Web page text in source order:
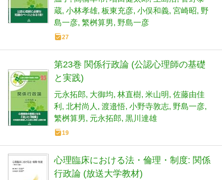
蔵 小林孝雄 板東充彦 小俣和義 宮崎昭 野
島一彦 繁桝算男 野島一彦
27
第23巻 関係行政論 (公認心理師の基礎
と実践)
元永拓郎 大御均 林直樹 米山明 佐藤由佳
利
北村尚人 渡邉悟 小野寺敦志 野島一彦
繁桝算男
元永拓郎 黒川達雄
19
心理臨床における法・倫理・制度: 関係
行政論 (放送大学教材)